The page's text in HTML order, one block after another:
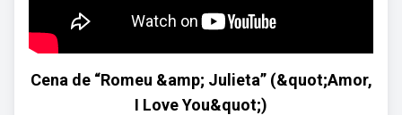
Cena de “Romeu &amp; Julieta” (&quot;Amor,
I Love You&quot;)